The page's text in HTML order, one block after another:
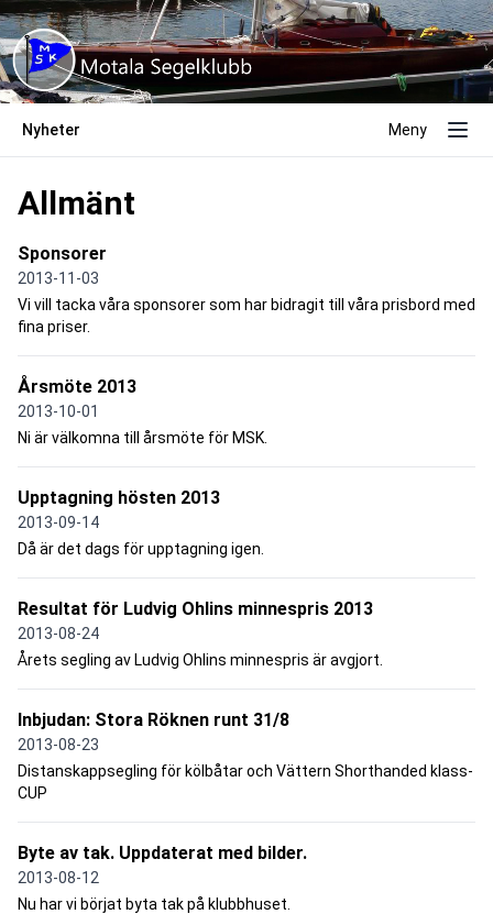
Nyheter Meny
Allmänt
Sponsorer
2013-11-03
Vi vill tacka våra sponsorer som har bidragit till våra prisbord med
fina priser.
Årsmöte 2013
2013-10-01
Ni är välkomna till årsmöte för MSK.
Upptagning hösten 2013
2013-09-14
Då är det dags för upptagning igen.
Resultat för Ludvig Ohlins minnespris 2013
2013-08-24
Årets segling av Ludvig Ohlins minnespris är avgjort.
Inbjudan: Stora Röknen runt 31/8
2013-08-23
Distanskappsegling för kölbåtar och Vättern Shorthanded klass-
CUP
Byte av tak. Uppdaterat med bilder.
2013-08-12
Nu har vi börjat byta tak på klubbhuset.